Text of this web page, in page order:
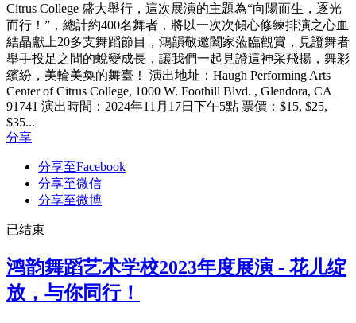
Citrus College 盛大舉行，這次展演的主題為“向陽而生，逐光
而行！”，總計約400名舞者，將以一次次傾心修練排演之心血
結晶獻上20多支舞蹈節目，鴻韻敬邀闔家蒞臨觀賞，見證舞者
舉手投足之間的蛻變成長，讓我們一起見證這神采飛揚，舞彩
繽紛，美輪美奐的舞臺！ 演出地址：Haugh Performing Arts
Center of Citrus College, 1000 W. Foothill Blvd. , Glendora, CA
91741 演出時間：2024年11月17日下午5點 票價：$15, $25,
$35...
分享
分享至Facebook
分享至微信
分享至微博
已结束
鸿韵舞蹈艺术学校2023年度展演 - 花儿绽
放，与你同行！